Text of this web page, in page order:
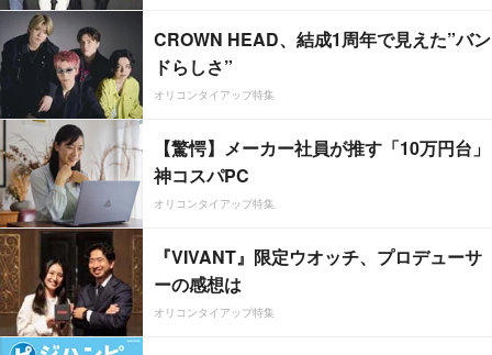
CROWN HEAD、結成1周年で見えた”バン
ドらしさ”
オリコンタイアップ特集
【驚愕】メーカー社員が推す「10万円台」
神コスパPC
オリコンタイアップ特集
『VIVANT』限定ウオッチ、プロデューサ
ーの感想は
オリコンタイアップ特集